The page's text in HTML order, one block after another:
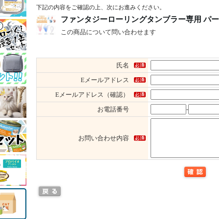
下記の内容をご確認の上、次にお進みください。
ファンタジーローリングタンブラー専用 パ
この商品について問い合わせます
氏名
Eメールアドレス
Eメールアドレス（確認）
お電話番号
-
お問い合わせ内容